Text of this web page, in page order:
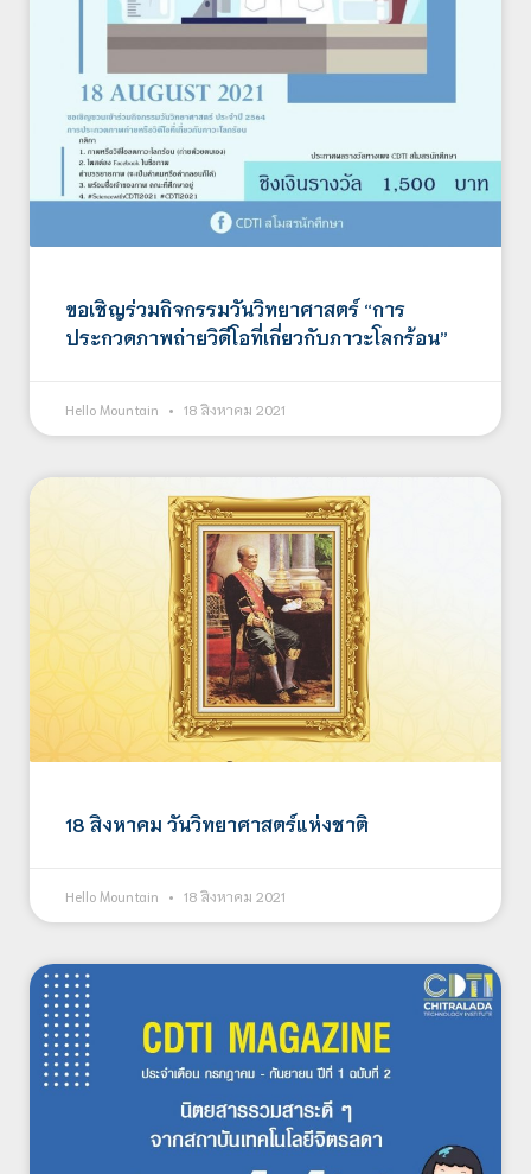
ขอเชิญร่วมกิจกรรมวันวิทยาศาสตร์ “การ
ประกวดภาพถ่ายวิดีโอที่เกี่ยวกับภาวะโลกร้อน”
Hello Mountain 18 สิงหาคม 2021
18 สิงหาคม วันวิทยาศาสตร์แห่งชาติ
Hello Mountain 18 สิงหาคม 2021